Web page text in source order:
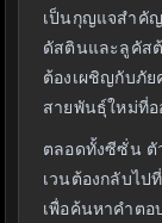
เป็นกุญแจสำคัญ
ดัสตินและลูคัส
ต้องเผชิญกับภัย
สายพันธุ์ใหม่ที่อ
ตลอดทั้งซีซั่น ตั
เวนต้องกลับไป
เพื่อค้นหาคำตอ